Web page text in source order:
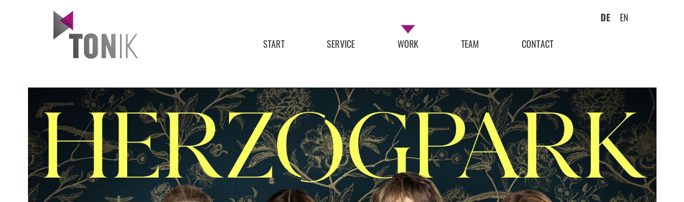
DE EN
START SERVICE WORK TEAM CONTACT